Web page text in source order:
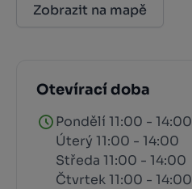
Zobrazit na mapě
Otevírací doba
Pondělí 11:00 - 14:00
Úterý 11:00 - 14:00
Středa 11:00 - 14:00
Čtvrtek 11:00 - 14:00